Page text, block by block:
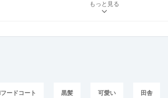
もっと見る
ードコート 黒髪 可愛い 田舎